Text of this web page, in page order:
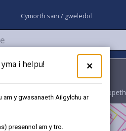
×
i helpu!
y gwasanaeth Ailgylchu ar
presennol am y tro.
Cymorth sain / gweledol
Rhoi gwybod Hawliwch bopeth